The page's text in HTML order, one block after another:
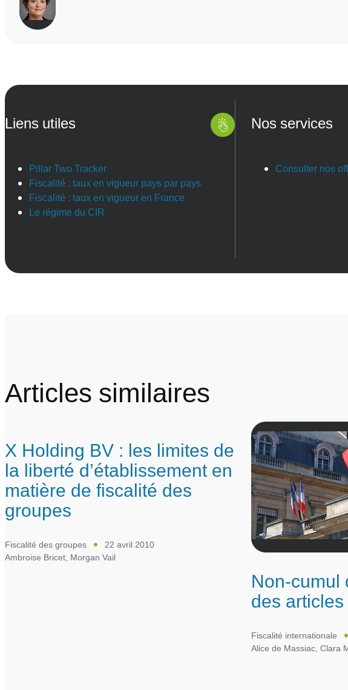
Liens utiles
Pillar Two Tracker
Fiscalité : taux en vigueur pays par pays
Fiscalité : taux en vigueur en France
Le régime du CIR
Nos services
Consulter nos
Articles similaires
X Holding BV : les limites de
la liberté d’établissement en
matière de fiscalité des
groupes
Fiscalité des groupes
22 avril 2010
Ambroise Bricet, Morgan Vail
Non-cumul
des
Fiscalité internationale
Alice de Massiac, Clara